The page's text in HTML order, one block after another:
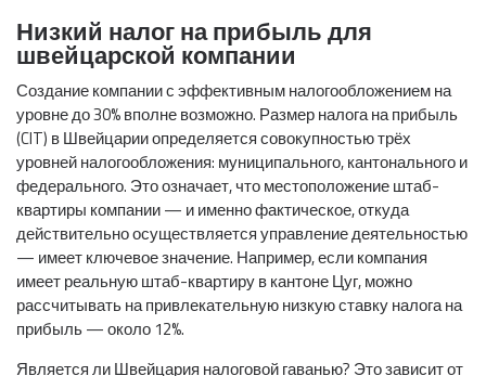
Низкий налог на прибыль для
швейцарской компании
Создание компании с эффективным налогообложением на
уровне до 30% вполне возможно. Размер налога на прибыль
(CIT) в Швейцарии определяется совокупностью трёх
уровней налогообложения: муниципального, кантонального и
федерального. Это означает, что местоположение штаб-
квартиры компании — и именно фактическое, откуда
действительно осуществляется управление деятельностью
— имеет ключевое значение. Например, если компания
имеет реальную штаб-квартиру в кантоне Цуг, можно
рассчитывать на привлекательную низкую ставку налога на
прибыль — около 12%.
Является ли Швейцария налоговой гаванью? Это зависит от